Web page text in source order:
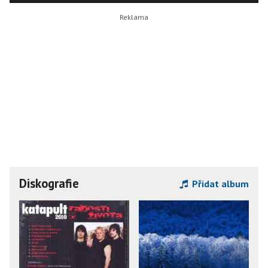
Diskografie Přidat album